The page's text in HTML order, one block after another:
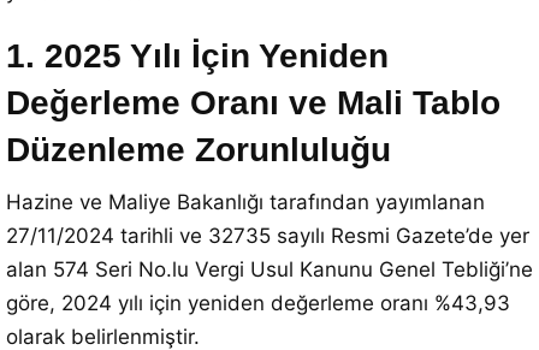
1. 2025 Yılı İçin Yeniden
Değerleme Oranı ve Mali Tablo
Düzenleme Zorunluluğu
Hazine ve Maliye Bakanlığı tarafından yayımlanan
27/11/2024 tarihli ve 32735 sayılı Resmi Gazete’de yer
alan 574 Seri No.lu Vergi Usul Kanunu Genel Tebliği’ne
göre, 2024 yılı için yeniden değerleme oranı %43,93
olarak belirlenmiştir.